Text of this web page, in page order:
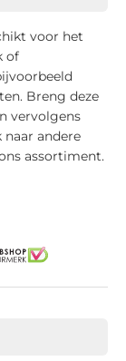
voor het
of
Breng deze
vervolgens
andere
assortiment.